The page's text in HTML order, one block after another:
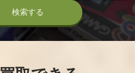
買取価格
レー
買取価格
108,000
風雲スーパータ
検索する